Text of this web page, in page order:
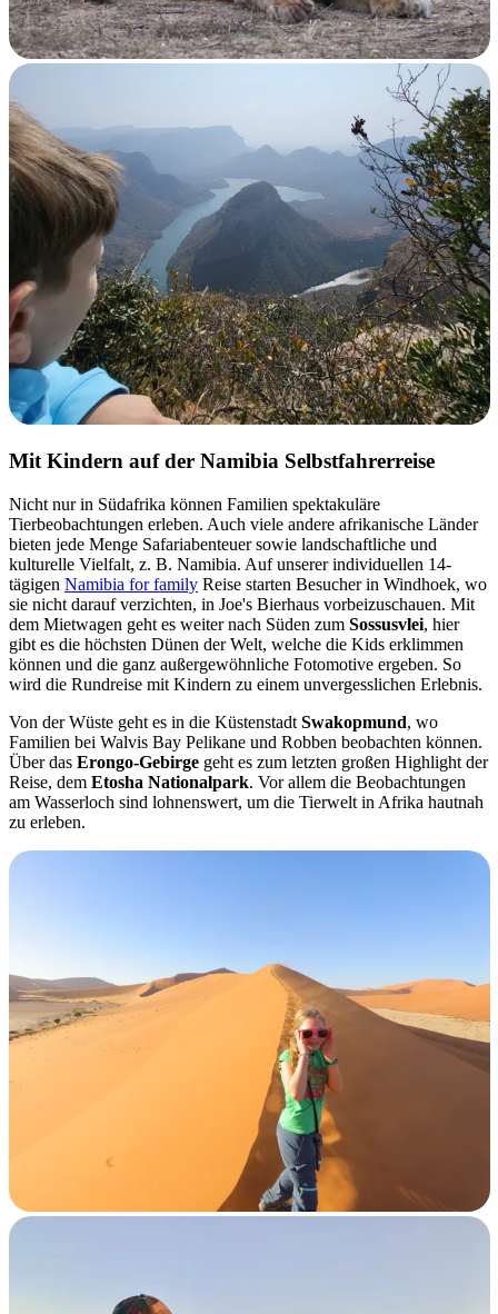
Mit Kindern auf der Namibia Selbstfahrerreise
Nicht nur in Südafrika können Familien spektakuläre
Tierbeobachtungen erleben. Auch viele andere afrikanische Länder
bieten jede Menge Safariabenteuer sowie landschaftliche und
kulturelle Vielfalt, z. B. Namibia. Auf unserer individuellen 14-
tägigen Namibia for family Reise starten Besucher in Windhoek, wo
sie nicht darauf verzichten, in Joe's Bierhaus vorbeizuschauen. Mit
dem Mietwagen geht es weiter nach Süden zum Sossusvlei, hier
gibt es die höchsten Dünen der Welt, welche die Kids erklimmen
können und die ganz außergewöhnliche Fotomotive ergeben. So
wird die Rundreise mit Kindern zu einem unvergesslichen Erlebnis.
Von der Wüste geht es in die Küstenstadt Swakopmund, wo
Familien bei Walvis Bay Pelikane und Robben beobachten können.
Über das Erongo-Gebirge geht es zum letzten großen Highlight der
Reise, dem Etosha Nationalpark. Vor allem die Beobachtungen
am Wasserloch sind lohnenswert, um die Tierwelt in Afrika hautnah
zu erleben.